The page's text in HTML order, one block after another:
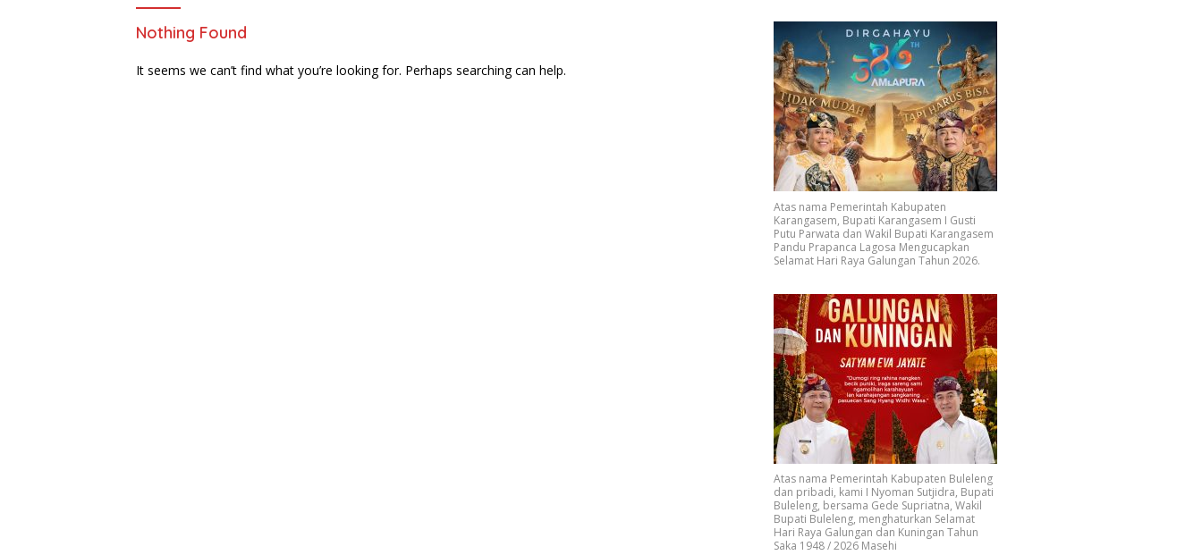
Nothing Found
It seems we can’t find what you’re looking for. Perhaps searching can help.
Atas nama Pemerintah Kabupaten
Karangasem, Bupati Karangasem I Gusti
Putu Parwata dan Wakil Bupati Karangasem
Pandu Prapanca Lagosa Mengucapkan
Selamat Hari Raya Galungan Tahun 2026.
Atas nama Pemerintah Kabupaten Buleleng
dan pribadi, kami I Nyoman Sutjidra, Bupati
Buleleng, bersama Gede Supriatna, Wakil
Bupati Buleleng, menghaturkan Selamat
Hari Raya Galungan dan Kuningan Tahun
Saka 1948 / 2026 Masehi